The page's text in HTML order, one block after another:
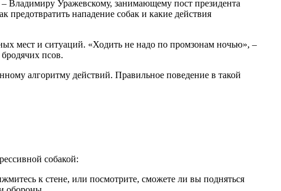
Владимиру Уражевскому, занимающему пост президента
нападение собак и какие действия
мест и ситуаций. «Ходить не надо по промзонам ночью», –
псов.
алгоритму действий. Правильное поведение в такой
собакой:
к стене, или посмотрите, сможете ли вы подняться